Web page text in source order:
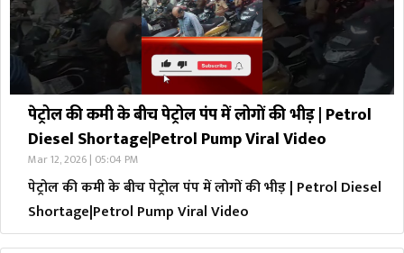
पेट्रोल की कमी के बीच पेट्रोल पंप में लोगों की भीड़ | Petrol
Diesel Shortage|Petrol Pump Viral Video
Mar 12, 2026 | 05:04 PM
पेट्रोल की कमी के बीच पेट्रोल पंप में लोगों की भीड़ | Petrol Diesel
Shortage|Petrol Pump Viral Video